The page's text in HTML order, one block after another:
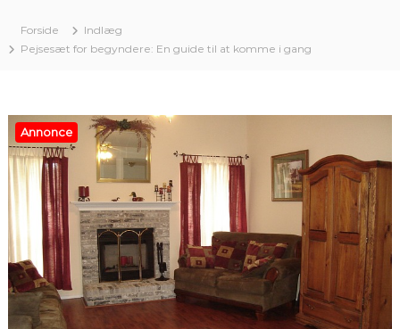
Forside
Indlæg
Pejsesæt for begyndere: En guide til at komme i gang
Annonce